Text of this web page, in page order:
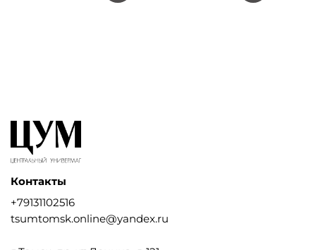
Контакты
+79131102516
tsumtomsk.online@yandex.ru